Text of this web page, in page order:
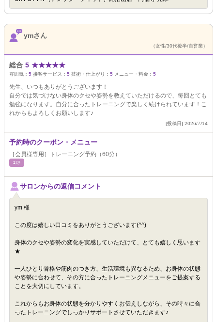
ymさん
（女性/30代後半/自営業）
総合 5 ★★★★★
雰囲気： 5 接客サービス： 5 技術・仕上がり： 5 メニュー・料金： 5
先生、いつもありがとうございます！
自分では気づけない身体のクセや姿勢を教えていただけるので、毎回とても
勉強になります。自分に合ったトレーニングで楽しく続けられています！こ
れからもよろしくお願いします♪
[投稿日] 2026/7/14
予約時のクーポン・メニュー
［会員様専用］トレーニング予約（60分）
ｴｽﾃ
サロンからの返信コメント
ym 様
この度は嬉しい口コミをありがとうございます(^^)
身体のクセや姿勢の変化を実感していただけて、とても嬉しく思います
★
一人ひとり骨格や筋肉のつき方、生活環境も異なるため、お身体の状態
や姿勢に合わせて、その方に合ったトレーニングメニューをご提案する
ことを大切にしています。
これからもお身体の状態を分かりやすくお伝えしながら、その時々に合
ったトレーニングでしっかりサポートさせていただきます♪